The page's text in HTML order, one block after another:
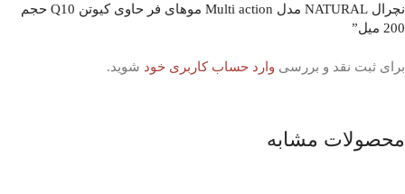
نچرال NATURAL مدل Multi action موهای فر حاوی کیوتن Q10 حجم
200 میل”
برای ثبت نقد و بررسی وارد حساب کاربری خود شوید.
محصولات مشابه